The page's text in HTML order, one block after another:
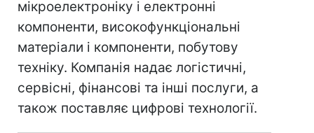
мікроелектроніку і електронні
компоненти, високофункціональні
матеріали і компоненти, побутову
техніку. Компанія надає логістичні,
сервісні, фінансові та інші послуги, а
також поставляє цифрові технології.